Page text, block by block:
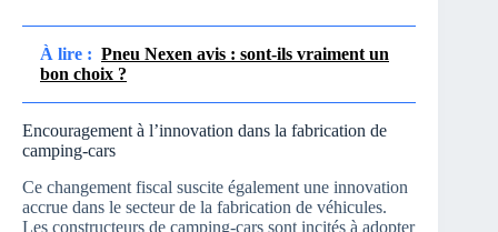
À lire : Pneu Nexen avis : sont-ils vraiment un
bon choix ?
Encouragement à l’innovation dans la fabrication de
camping-cars
Ce changement fiscal suscite également une innovation
accrue dans le secteur de la fabrication de véhicules.
Les constructeurs de camping-cars sont incités à adopter